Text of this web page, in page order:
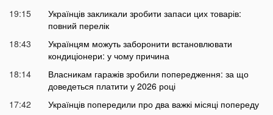
19:15
Українців закликали зробити запаси цих товарів:
повний перелік
18:43
Українцям можуть заборонити встановлювати
кондиціонери: у чому причина
18:14
Власникам гаражів зробили попередження: за що
доведеться платити у 2026 році
17:42
Українців попередили про два важкі місяці попереду